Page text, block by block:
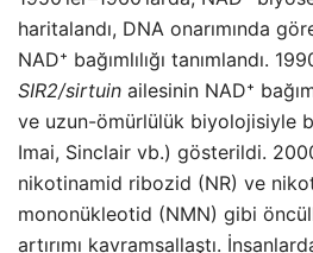
haritalandı, DNA onarımında
NAD⁺ bağımlılığı tanımlandı.
SIR2/sirtuin ailesinin NAD⁺
ve uzun-ömürlülük biyolojisiyle
Imai, Sinclair vb.) gösterildi.
nikotinamid ribozid (NR) ve
mononükleotid (NMN) gibi
artırımı kavramsallaştı.